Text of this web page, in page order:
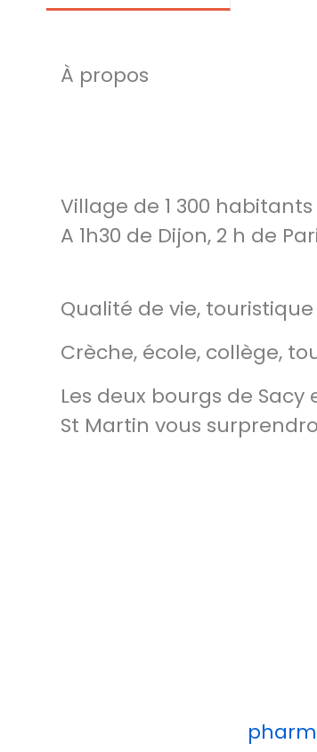
À propos
Village de 1 300
A 1h30 de Dijon, 2 h de
Qualité de vie, touristique
Crèche, école, collège,
Les deux bourgs de
St Martin vous